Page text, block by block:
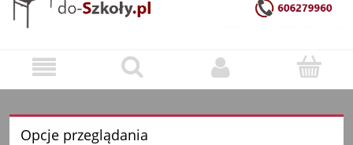
Opcje przeglądania